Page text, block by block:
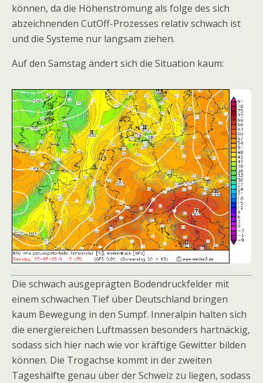
können, da die Höhenströmung als folge des sich
abzeichnenden CutOff-Prozesses relativ schwach ist
und die Systeme nur langsam ziehen.
Auf den Samstag ändert sich die Situation kaum:
Die schwach ausgeprägten Bodendruckfelder mit
einem schwachen Tief über Deutschland bringen
kaum Bewegung in den Sumpf. Inneralpin halten sich
die energiereichen Luftmassen besonders hartnäckig,
sodass sich hier nach wie vor kräftige Gewitter bilden
können. Die Trogachse kommt in der zweiten
Tageshälfte genau über der Schweiz zu liegen, sodass